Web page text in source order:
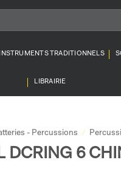
INSTRUMENTS TRADITIONNELS
LIBRAIRIE
- Percussions /
DCRING 6